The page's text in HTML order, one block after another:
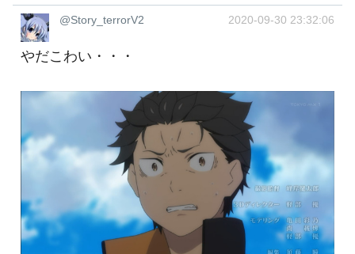
@Story_terrorV2 2020-09-30 23:32:06
やだこわい・・・